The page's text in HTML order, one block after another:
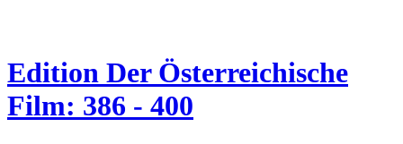
Edition Der Österreichische
Film: 386 - 400